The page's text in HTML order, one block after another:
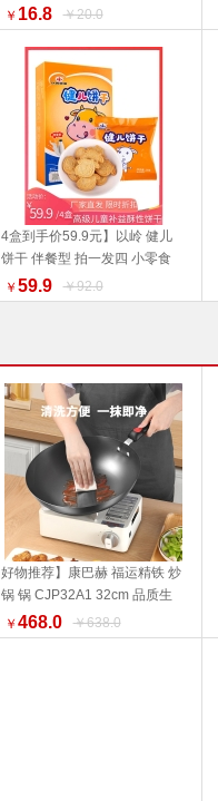
￥ 16.8 ￥20.0
4盒到手价59.9元】以岭 健儿
饼干 伴餐型 拍一发四 小零食
￥ 59.9 ￥92.0
好物推荐】康巴赫 福运精铁 炒
锅 锅 CJP32A1 32cm 品质生
活 厨具 健康生活家居 换新季
￥ 468.0 ￥638.0